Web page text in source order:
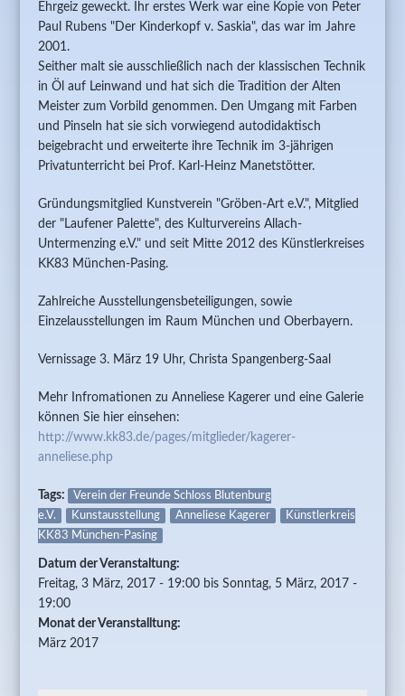
Ehrgeiz geweckt. Ihr erstes Werk war eine Kopie von Peter
Paul Rubens "Der Kinderkopf v. Saskia", das war im Jahre
2001.
Seither malt sie ausschließlich nach der klassischen Technik
in Öl auf Leinwand und hat sich die Tradition der Alten
Meister zum Vorbild genommen. Den Umgang mit Farben
und Pinseln hat sie sich vorwiegend autodidaktisch
beigebracht und erweiterte ihre Technik im 3-jährigen
Privatunterricht bei Prof. Karl-Heinz Manetstötter.
Gründungsmitglied Kunstverein "Gröben-Art e.V.", Mitglied
der "Laufener Palette", des Kulturvereins Allach-
Untermenzing e.V." und seit Mitte 2012 des Künstlerkreises
KK83 München-Pasing.
Zahlreiche Ausstellungensbeteiligungen, sowie
Einzelausstellungen im Raum München und Oberbayern.
Vernissage 3. März 19 Uhr, Christa Spangenberg-Saal
Mehr Infromationen zu Anneliese Kagerer und eine Galerie
können Sie hier einsehen:
http://www.kk83.de/pages/mitglieder/kagerer-
anneliese.php
Tags:
Verein der Freunde Schloss Blutenburg
e.V.
Kunstausstellung Anneliese Kagerer
Künstlerkreis
KK83 München-Pasing
Datum der Veranstaltung:
Freitag, 3 März, 2017 - 19:00 bisSonntag, 5 März, 2017 -
19:00
Monat der Veranstalltung:
März 2017